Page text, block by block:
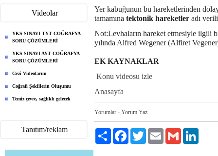
Videolar
YKS SINAVI TYT COĞRAFYA
SORU ÇÖZÜMLERİ
YKS SINAVI AYT COĞRAFYA
SORU ÇÖZÜMLERİ
Gezi Videolarım
Coğrafi Şekillerin Oluşumu
Temiz çevre, sağlıklı gelecek
Tanıtım/reklam
Yer kabuğunun bu hareketlerinden
tamamına tektonik hareketler adı
Not:Levhaların hareket etmesiyle ilgili
yılında Alfred Wegener (Alfiret
EK KAYNAKLAR
Konu videosu izle
Anasayfa
Yorumlar - Yorum Yaz
Paylaş FacebookTwitter Email Gmail